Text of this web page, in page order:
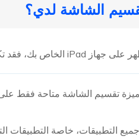
التطبيقات، خاصة التطبيقات